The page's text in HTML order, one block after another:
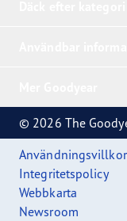
© 2026 The
Användningsvillkor
Integritetspolicy
Webbkarta
Newsroom